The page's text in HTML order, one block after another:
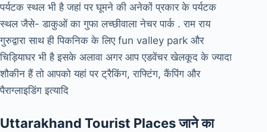
पर्यटक स्थल भी है जहां पर घूमने की अनेकों प्रकार के पर्यटक
स्थल जैसे- डाकुओं का गुफा लच्छीवाला नेचर पार्क . राम राय
गुरुद्वारा साथ ही पिकनिक के लिए fun valley park और
चिड़ियाघर भी है इसके अलावा अगर आप एडवेंचर खेलकूद के ज्यादा
शौकीन हैं तो आपको यहां पर ट्रैकिंग, राफ्टिंग, कैंपिंग और
पैराग्लाइडिंग इत्यादि
Uttarakhand Tourist Places जाने का